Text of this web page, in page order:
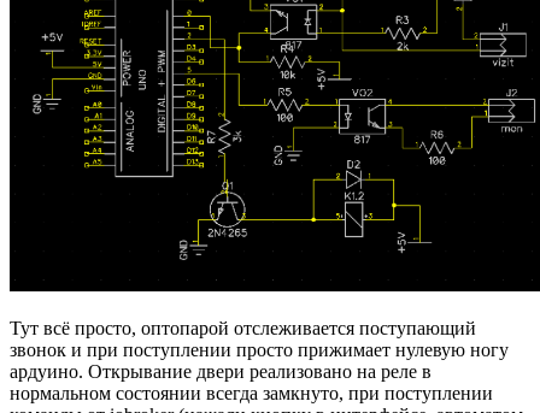
Тут всё просто, оптопарой отслеживается поступающий
звонок и при поступлении просто прижимает нулевую ногу
ардуино. Открывание двери реализовано на реле в
нормальном состоянии всегда замкнуто, при поступлении